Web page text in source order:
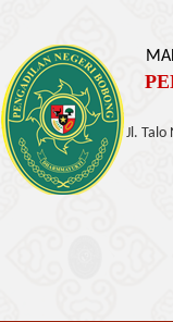
Jl. Talo